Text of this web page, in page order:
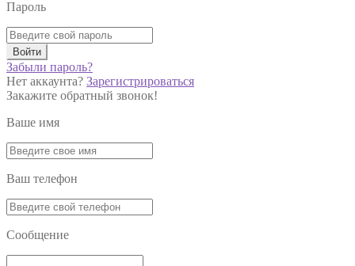
Пароль
Войти
Забыли пароль?
Нет аккаунта? Зарегистрироваться
Закажите обратный звонок!
Ваше имя
Ваш телефон
Сообщение